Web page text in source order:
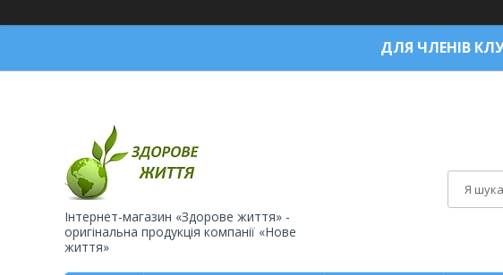
ДЛЯ ЧЛЕНІВ
Інтернет-магазин «Здорове життя» -
оригінальна продукція компанії «Нове
життя»